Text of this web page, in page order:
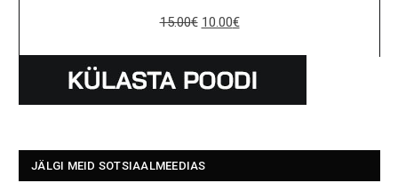
15.00€ 10.00€
JÄLGI MEID SOTSIAALMEEDIAS